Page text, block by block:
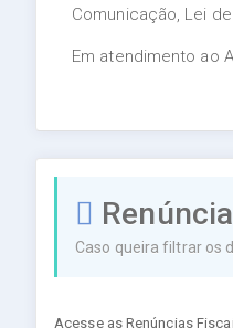
Comunicação, Lei
Em atendimento ao
Caso queira filtrar os
Acesse as Renúncias